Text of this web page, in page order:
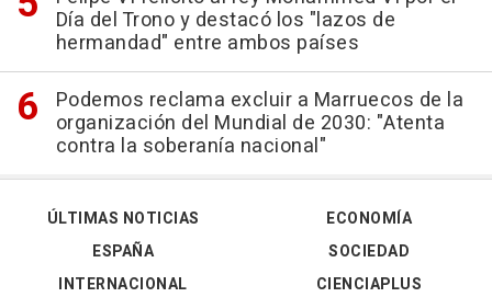
Día del Trono y destacó los "lazos de
hermandad" entre ambos países
Podemos reclama excluir a Marruecos de la
organización del Mundial de 2030: "Atenta
contra la soberanía nacional"
ÚLTIMAS NOTICIAS
ESPAÑA
INTERNACIONAL
ECONOMÍA
SOCIEDAD
CIENCIAPLUS